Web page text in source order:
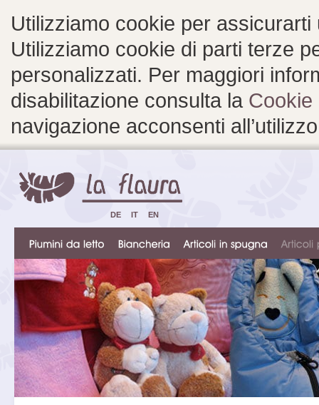
Utilizziamo cookie per
Utilizziamo cookie di parti terze
personalizzati. Per maggiori
disabilitazione consulta la Cookie
navigazione acconsenti
DE IT EN